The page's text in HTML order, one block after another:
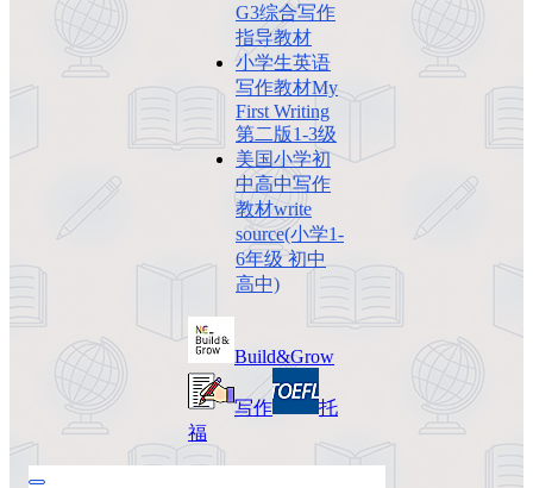
G3综合写作
指导教材
小学生英语
写作教材My
First Writing
第二版1-3级
美国小学初
中高中写作
教材write
source(小学1-
6年级 初中
高中)
Build&Grow
写作
托
福